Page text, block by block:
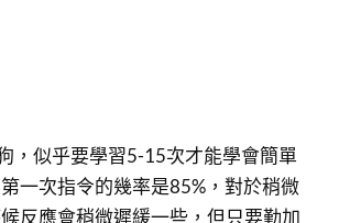
，似乎要學習5-15次才能學會簡單
一次指令的幾率是85%，對於稍微
反應會稍微遲緩一些，但只要勤加